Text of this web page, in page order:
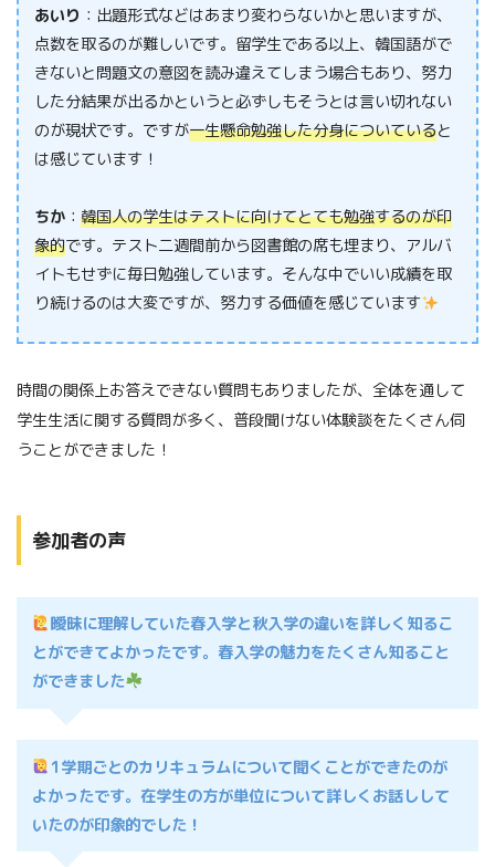
あいり ：出題形式などはあまり変わらないかと思いますが、
点数を取るのが難しいです。留学生である以上、韓国語がで
きないと問題文の意図を読み違えてしまう場合もあり、努力
した分結果が出るかというと必ずしもそうとは言い切れない
のが現状です。ですが一生懸命勉強した分身についていると
は感じています！
ちか ：韓国人の学生はテストに向けてとても勉強するのが印
象的です。テスト二週間前から図書館の席も埋まり、アルバ
イトもせずに毎日勉強しています。そんな中でいい成績を取
り続けるのは大変ですが、努力する価値を感じています
時間の関係上お答えできない質問もありましたが、全体を通して
学生生活に関する質問が多く、普段聞けない体験談をたくさん伺
うことができました！
参加者の声
曖昧に理解していた春入学と秋入学の違いを詳しく知るこ
とができてよかったです。春入学の魅力をたくさん知ること
ができました
1学期ごとのカリキュラムについて聞くことができたのが
よかったです。在学生の方が単位について詳しくお話しして
いたのが印象的でした！